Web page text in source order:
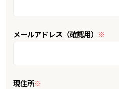
メールアドレス（確認用） ※
現住所※